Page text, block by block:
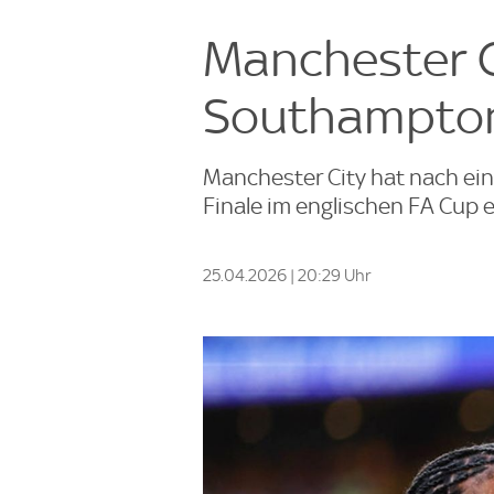
Manchester
Manchester City hat nach
Finale im englischen FA Cup
25.04.2026 | 20:29 Uhr